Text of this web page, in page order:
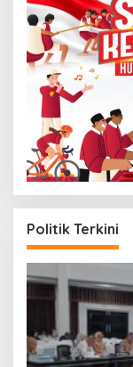
Politik Terkini